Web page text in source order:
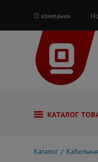
О компании
КАТАЛОГ
Каталог